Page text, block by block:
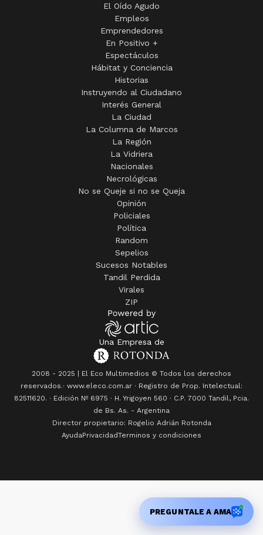
El Oído Agudo
Empleos
Emprendedores
En Positivo +
Espectáculos
Hábitat y Conciencia
Historias
Instruyendo al Ciudadano
Interés General
La Ciudad
La Columna de Marcos
La Región
La Vidriera
Nacionales
Necrológicas
No se Queje si no se Queja
Opinión
Policiales
Política
Random
Sepelios
Sucesos Notables
Tandil Perdida
Virales
ZIP
Una Empresa de
2008 - 2025 | El Eco Multimedios © Todos los derechos
reservados.· www.eleco.com.ar · Registro de Prop. Intelectual:
82511620. · Edición Nº 6975 · H. Yrigoyen 560 · C.P. 7000 Tandil, Pcia.
de Bs. As. - Argentina
Director propietario: Rogelio Adrián Rotonda
AyudaPrivacidadTerminos y condiciones
PREGUNTALE A AMA